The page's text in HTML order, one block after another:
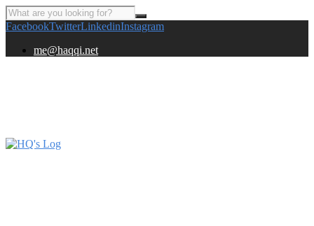
FacebookTwitterLinkedinInstagram
me@haqqi.net